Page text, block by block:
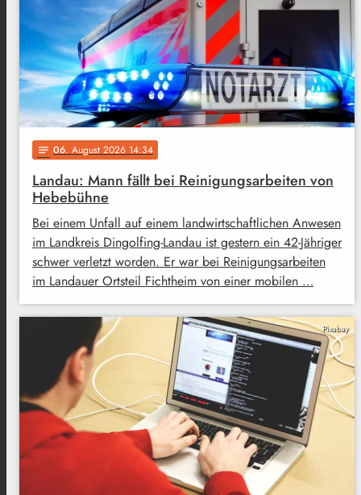
notes 06. August 2026 14:34
Landau: Mann fällt bei Reinigungsarbeiten von
Hebebühne
Bei einem Unfall auf einem landwirtschaftlichen Anwesen
im Landkreis Dingolfing-Landau ist gestern ein 42-Jähriger
schwer verletzt worden. Er war bei Reinigungsarbeiten
im Landauer Ortsteil Fichtheim von einer mobilen …
Pixabay